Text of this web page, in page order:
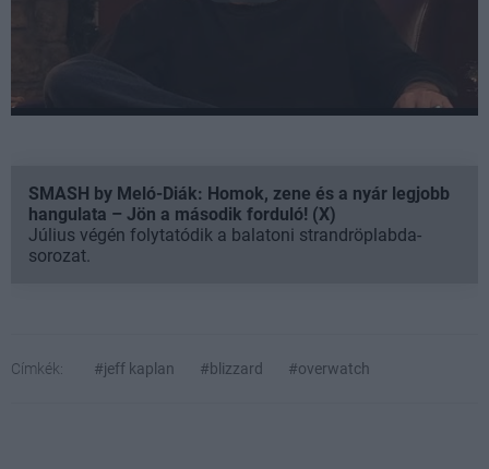
SMASH by Meló-Diák: Homok, zene és a nyár legjobb
hangulata – Jön a második forduló! (X)
Július végén folytatódik a balatoni strandröplabda-
sorozat.
Címkék: #jeff kaplan #blizzard #overwatch